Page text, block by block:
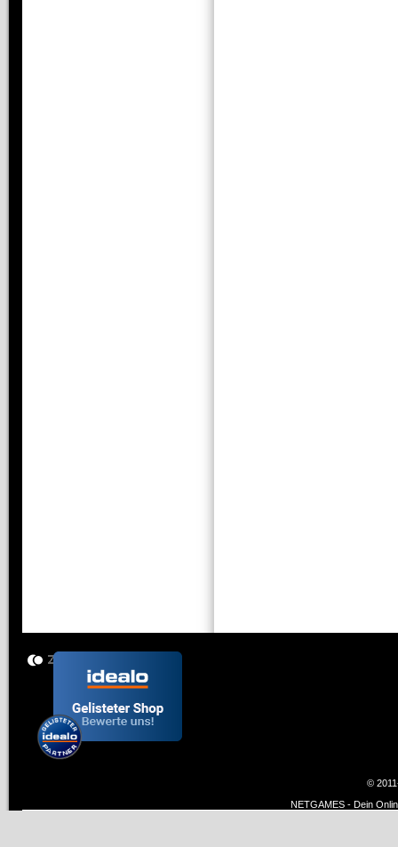
©
NETGAMES - Dein